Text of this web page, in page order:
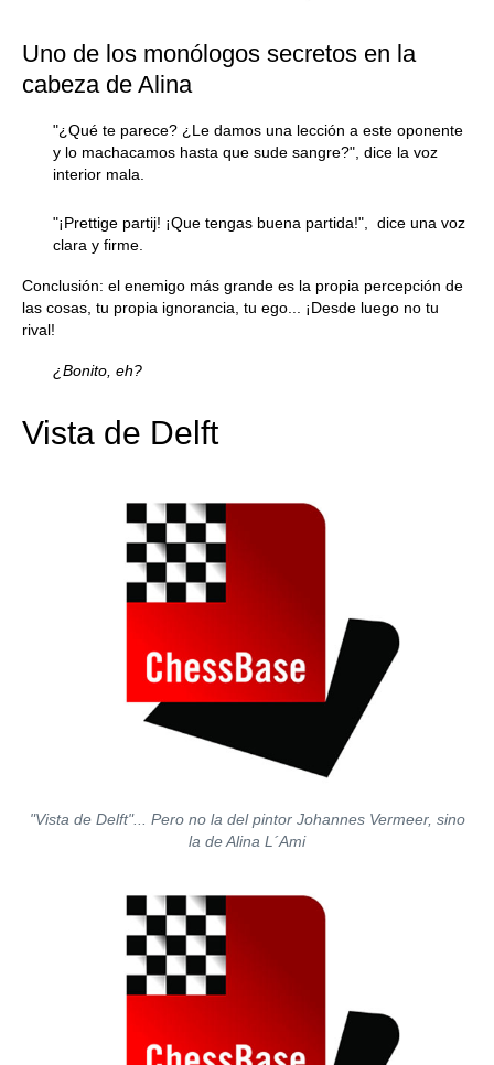
Uno de los monólogos secretos en la
cabeza de Alina
"¿Qué te parece? ¿Le damos una lección a este oponente
y lo machacamos hasta que sude sangre?", dice la voz
interior mala.
"¡Prettige partij! ¡Que tengas buena partida!", dice una voz
clara y firme.
Conclusión: el enemigo más grande es la propia percepción de
las cosas, tu propia ignorancia, tu ego... ¡Desde luego no tu
rival!
¿Bonito, eh?
Vista de Delft
"Vista de Delft"... Pero no la del pintor Johannes Vermeer, sino
la de Alina L´Ami